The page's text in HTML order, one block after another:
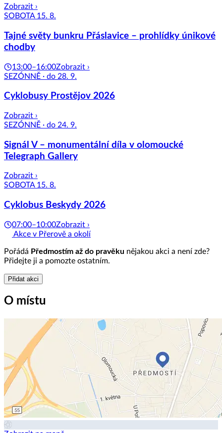
Zobrazit ›
SOBOTA 15. 8.
Tajné světy bunkru Přáslavice – prohlídky únikové
chodby
13:00–16:00Zobrazit ›
SEZÓNNĚ · do 28. 9.
Cyklobusy Prostějov 2026
Zobrazit ›
SEZÓNNĚ · do 24. 9.
Signál V – monumentální díla v olomoucké
Telegraph Gallery
Zobrazit ›
SOBOTA 15. 8.
Cyklobus Beskydy 2026
07:00–10:00Zobrazit ›
Akce v Přerově a okolí
Pořádá Předmostím až do pravěku nějakou akci a není zde?
Přidejte ji a pomozte ostatním.
Přidat akci
O místu